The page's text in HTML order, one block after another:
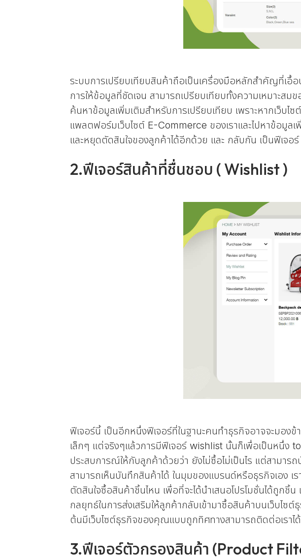
ระบบการเปรียบเทียบสินค้าถือเป็นเครื่องมือหลักสำคัญที่เอื้
การให้ข้อมูลที่ชัดเจน สามารถเปรียบเทียบทั้งความเหมาะส
ค้นหาข้อมูลเพิ่มเติมสำหรับการเปรียบเทียบ เพราะหากเว็บไ
แพลตฟอร์มเว็บไซต์ E-Commerce ของเราและไปหาข้อมูล
และหยุดตัดสินใจของลูกค้าได้อีกด้วย และ กลับกัน เป็นฟีเจอ
2.ฟีเจอร์สินค้าที่ชื่นชอบ ( Wishlist )
ฟีเจอร์นี้ เป็นอีกหนึ่งฟีเจอร์ที่ในฐานะคนทำธุรกิจอาจจะมอง
เล็กๆ แต่จริงๆแล้วการมีฟีเจอร์ wishlist นั้นก็เพื่อเป็นหนึ่ง
ประสบการณ์ให้กับลูกค้าด้วยว่า ยังไม่ซื้อไม่เป็นไร แต่สามาร
สามารถเห็นบันทึกสินค้าได้ ในมุมของแบรนด์หรือธุรกิจเอง เ
ตัดสินใจซื้อสินค้าชิ้นไหน เพื่อที่จะได้นำเสนอโปรโมชั่นได้ถูกชิ้
กลยุทธ์ในการส่งเสริมให้ลูกค้ากลับเข้ามาซื้อสินค้าบนเว็บไ
ต้นมีเว็บไซต์ธุรกิจของคุณแบบถูกทิศทางสามารถติดต่อเราไ
3.ฟีเจอร์ตัวกรองสินค้า (Product